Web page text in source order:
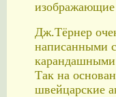
изображающие
Дж.Тёрнер
написанными
карандашными
Так на
швейцарские